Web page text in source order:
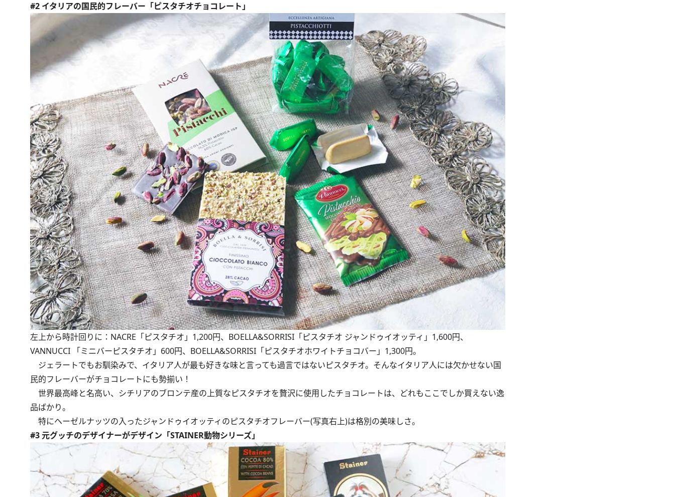
#2 イタリアの国民的フレーバー「ピスタチオチョコレート」
左上から時計回りに：NACRE「ピスタチオ」1,200円、BOELLA&SORRISI「ピスタチオ ジャンドゥイオッティ」1,600円、
VANNUCCI 「ミニバーピスタチオ」600円、BOELLA&SORRISI「ピスタチオホワイトチョコバー」1,300円。
ジェラートでもお馴染みで、イタリア人が最も好きな味と言っても過言ではないピスタチオ。そんなイタリア人には欠かせない国
民的フレーバーがチョコレートにも勢揃い！
世界最高峰と名高い、シチリアのブロンテ産の上質なピスタチオを贅沢に使用したチョコレートは、どれもここでしか買えない逸
品ばかり。
特にヘーゼルナッツの入ったジャンドゥイオッティのピスタチオフレーバー(写真右上)は格別の美味しさ。
#3 元グッチのデザイナーがデザイン「STAINER動物シリーズ」